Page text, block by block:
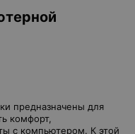
предназначены для
комфорт,
с компьютером. К этой